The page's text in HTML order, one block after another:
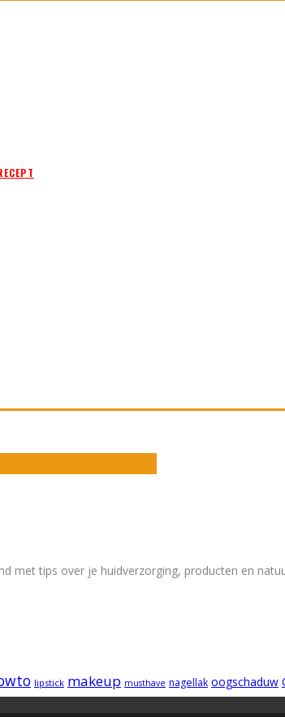
met tips over je huidverzorging, producten en
lipstick makeup musthave nagellak oogschaduw